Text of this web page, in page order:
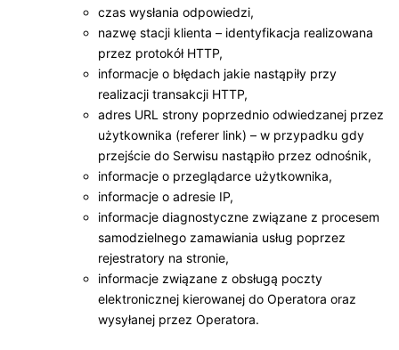
czas wysłania odpowiedzi,
nazwę stacji klienta – identyfikacja realizowana
przez protokół HTTP,
informacje o błędach jakie nastąpiły przy
realizacji transakcji HTTP,
adres URL strony poprzednio odwiedzanej przez
użytkownika (referer link) – w przypadku gdy
przejście do Serwisu nastąpiło przez odnośnik,
informacje o przeglądarce użytkownika,
informacje o adresie IP,
informacje diagnostyczne związane z procesem
samodzielnego zamawiania usług poprzez
rejestratory na stronie,
informacje związane z obsługą poczty
elektronicznej kierowanej do Operatora oraz
wysyłanej przez Operatora.